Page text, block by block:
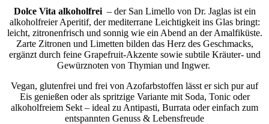
Dolce Vita alkoholfrei – der San Limello von Dr. Jaglas ist ein
alkoholfreier Aperitif, der mediterrane Leichtigkeit ins Glas bringt:
leicht, zitronenfrisch und sonnig wie ein Abend an der Amalfiküste.
Zarte Zitronen und Limetten bilden das Herz des Geschmacks,
ergänzt durch feine Grapefruit‑Akzente sowie subtile Kräuter‑ und
Gewürznoten von Thymian und Ingwer.
Vegan, glutenfrei und frei von Azofarbstoffen lässt er sich pur auf
Eis genießen oder als spritzige Variante mit Soda, Tonic oder
alkoholfreiem Sekt – ideal zu Antipasti, Burrata oder einfach zum
entspannten Genuss & Lebensfreude